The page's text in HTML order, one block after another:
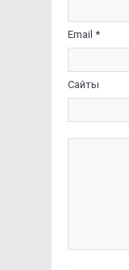
Email *
Сайты